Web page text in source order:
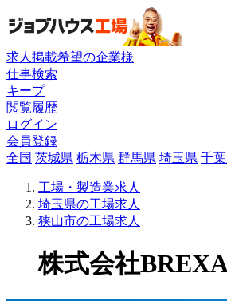
求人掲載希望の企業様
仕事検索
キープ
閲覧履歴
ログイン
会員登録
全国 茨城県 栃木県 群馬県 埼玉県 千
工場・製造業求人
埼玉県の工場求人
狭山市の工場求人
株式会社